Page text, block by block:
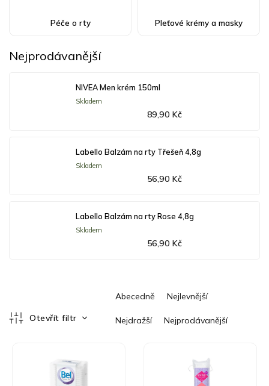
Péče o rty Pleťové krémy a masky
Nejprodávanější
NIVEA Men krém 150ml
Skladem
89,90 Kč
Labello Balzám na rty Třešeň 4,8g
Skladem
56,90 Kč
Labello Balzám na rty Rose 4,8g
Skladem
56,90 Kč
a
z
Abecedně Nejlevnější
Nejdražší Nejprodávanější
Otevřít filtr